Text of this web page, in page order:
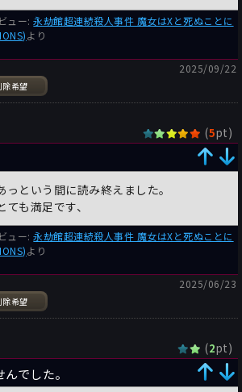
ュー:永劫館超連続殺人事件 魔女はXと死ぬことに
より
除希望
2025/09/22
(5pt)
っという間に読み終えました。
も満足です、
ュー:永劫館超連続殺人事件 魔女はXと死ぬことに
より
除希望
2025/06/23
(2pt)
でした。